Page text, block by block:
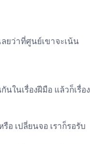
ลยว่าที่ศูนย์เขาจะเน้น
ในเรื่องฝีมือ แล้วก็เรื่อง
อ เปลี่ยนจอ เราก็รอรับ